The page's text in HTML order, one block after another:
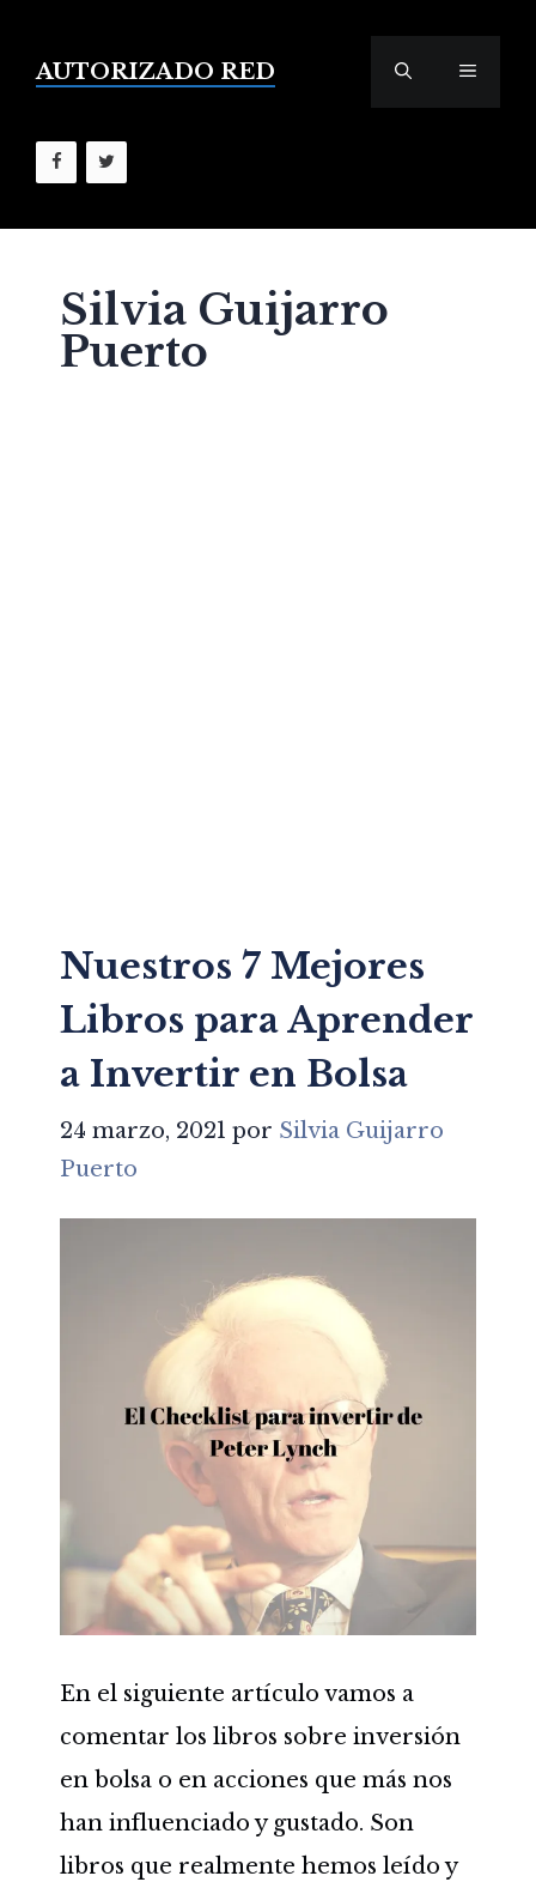
contenido
AUTORIZADO RED MENÚ
Silvia Guijarro
Puerto
Nuestros 7 Mejores
Libros para Aprender
a Invertir en Bolsa
24 marzo, 2021 por Silvia Guijarro
Puerto
En el siguiente artículo vamos a
comentar los libros sobre inversión
en bolsa o en acciones que más nos
han influenciado y gustado. Son
libros que realmente hemos leído y